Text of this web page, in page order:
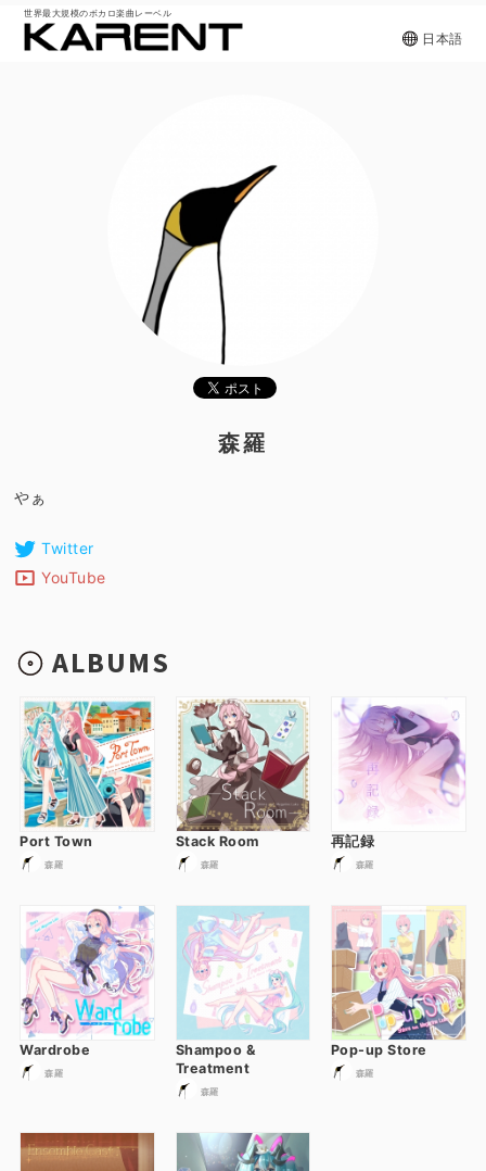
世界最大規模のボカロ楽曲レーベル
日本語
森羅
やぁ
Twitter
YouTube
ALBUMS
Port Town
森羅
Stack Room
森羅
再記録
森羅
Wardrobe
森羅
Shampoo &
Treatment
森羅
Pop-up Store
森羅